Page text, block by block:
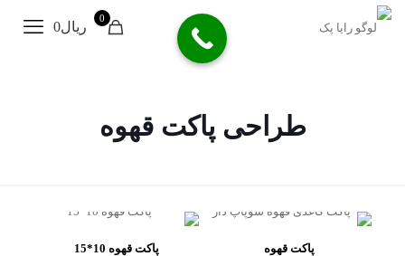
0
ریال0
طراحی پاکت قهوه
پاکت قهوه پاکت قهوه 10*15